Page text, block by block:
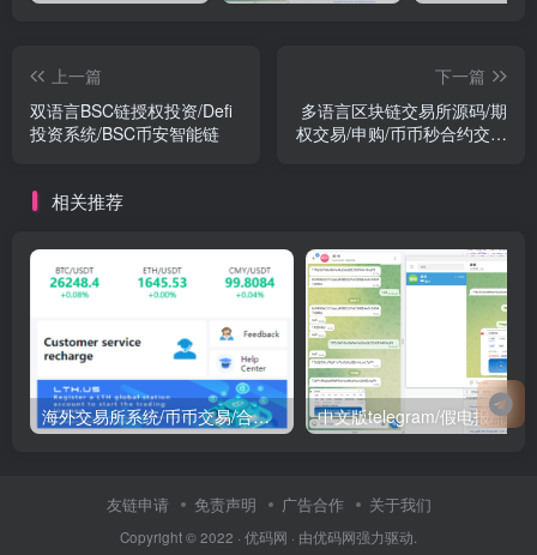
上一篇
双语言BSC链授权投资/Defi
投资系统/BSC币安智能链
下一篇
多语言区块链交易所源码/期
权交易/申购/币币秒合约交易
相关推荐
海外交易所系统/币币交易/合约交易所/全开源
友链申请 免责声明 广告合作 关于我们
Copyright © 2022 · 优码网 · 由优码网强力驱动.